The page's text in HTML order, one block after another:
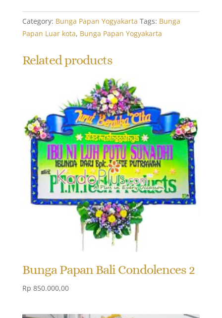
Deluxe
Sympathy
Category: Bunga Papan Yogyakarta Tags: Bunga
Papan Luar kota, Bunga Papan Yogyakarta
Related products
Bunga Papan Bali Condolences 2
Rp 850.000,00